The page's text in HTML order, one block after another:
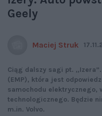
Geely
Maciej Struk
Ciąg dalszy sagi pt.
(EMP), która jest
samochodu elektrycznego,
technologicznego. Będzie
m.in. Volvo.